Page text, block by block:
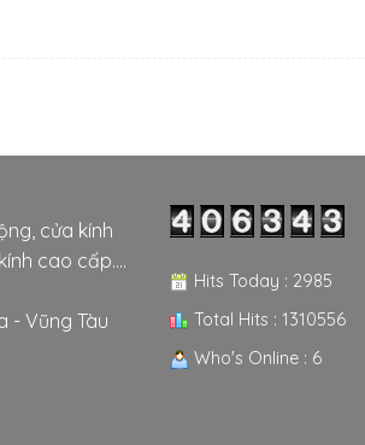
cửa kính
cao cấp....
- Vũng Tàu
Hits Today : 2985
Total Hits : 1310556
Who's Online : 6